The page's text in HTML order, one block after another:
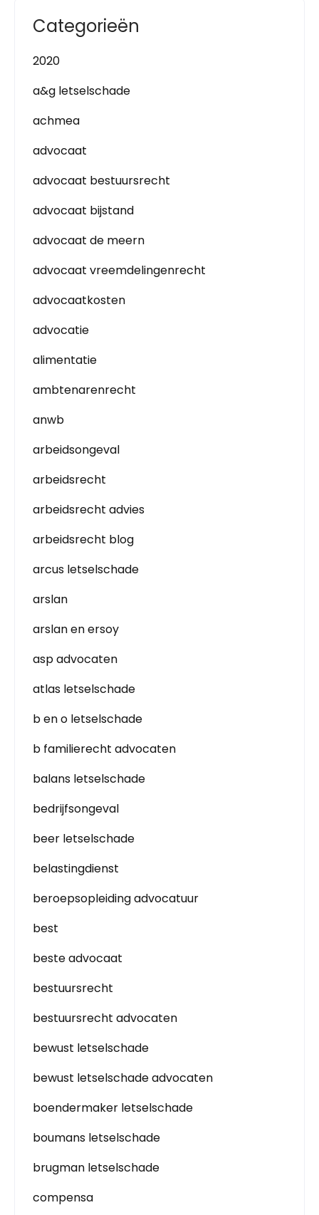
Categorieën
2020
a&g letselschade
achmea
advocaat
advocaat bestuursrecht
advocaat bijstand
advocaat de meern
advocaat vreemdelingenrecht
advocaatkosten
advocatie
alimentatie
ambtenarenrecht
anwb
arbeidsongeval
arbeidsrecht
arbeidsrecht advies
arbeidsrecht blog
arcus letselschade
arslan
arslan en ersoy
asp advocaten
atlas letselschade
b en o letselschade
b familierecht advocaten
balans letselschade
bedrijfsongeval
beer letselschade
belastingdienst
beroepsopleiding advocatuur
best
beste advocaat
bestuursrecht
bestuursrecht advocaten
bewust letselschade
bewust letselschade advocaten
boendermaker letselschade
boumans letselschade
brugman letselschade
compensa